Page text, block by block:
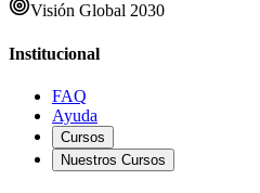
Visión Global 2030
Institucional
FAQ
Ayuda
Cursos
Nuestros Cursos